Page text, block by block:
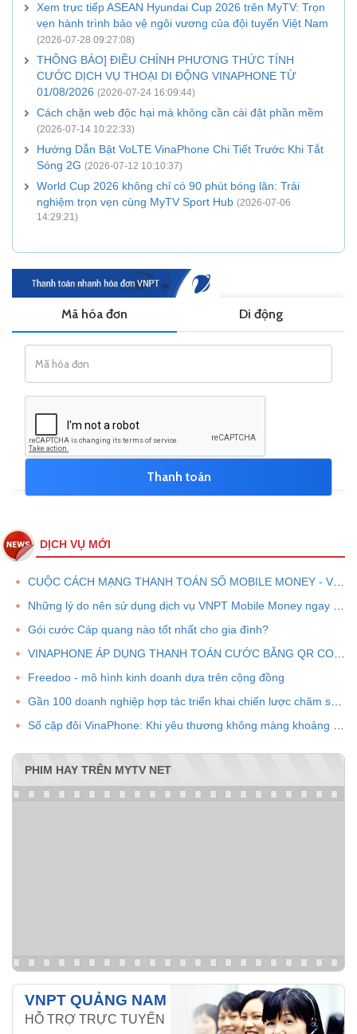
Xem trực tiếp ASEAN Hyundai Cup 2026 trên MyTV: Trọn
vẹn hành trình bảo vệ ngôi vương của đội tuyển Việt Nam
(2026-07-28 09:27:08)
THÔNG BÁO] ĐIỀU CHỈNH PHƯƠNG THỨC TÍNH
CƯỚC DỊCH VỤ THOẠI DI ĐỘNG VINAPHONE TỪ
01/08/2026 (2026-07-24 16:09:44)
Cách chặn web độc hại mà không cần cài đặt phần mềm
(2026-07-14 10:22:33)
Hướng Dẫn Bật VoLTE VinaPhone Chi Tiết Trước Khi Tắt
Sóng 2G (2026-07-12 10:10:37)
World Cup 2026 không chỉ có 90 phút bóng lăn: Trải
nghiệm trọn vẹn cùng MyTV Sport Hub (2026-07-06
14:29:21)
DỊCH VỤ MỚI
CUỘC CÁCH MẠNG THANH TOÁN SỐ MOBILE MONEY - VNPT PAY
Những lý do nên sử dụng dịch vụ VNPT Mobile Money ngay bây giờ
Gói cước Cáp quang nào tốt nhất cho gia đình?
VINAPHONE ÁP DỤNG THANH TOÁN CƯỚC BẰNG QR CODE
Freedoo - mô hình kinh doanh dựa trên cộng đồng
Gần 100 doanh nghiệp hợp tác triển khai chiến lược chăm sóc khách hàng chung VPOINT
Số cặp đôi VinaPhone: Khi yêu thương không màng khoảng cách
PHIM HAY TRÊN MYTV NET
VNPT QUẢNG NAM
HỖ TRỢ TRỰC TUYẾN